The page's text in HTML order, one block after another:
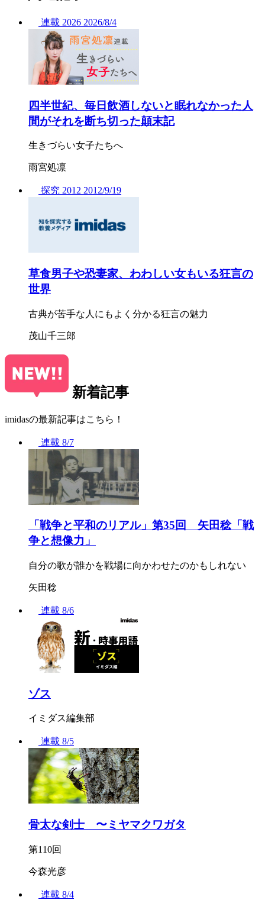
連載 2026 2026/8/4
四半世紀、毎日飲酒しないと眠れなかった人
間がそれを断ち切った顛末記
生きづらい女子たちへ
雨宮処凛
探究 2012 2012/9/19
草食男子や恐妻家、わわしい女もいる狂言の
世界
古典が苦手な人にもよく分かる狂言の魅力
茂山千三郎
新着記事
imidasの最新記事はこちら！
連載 8/7
「戦争と平和のリアル」第35回 矢田稔「戦
争と想像力」
自分の歌が誰かを戦場に向かわせたのかもしれない
矢田稔
連載 8/6
ゾス
イミダス編集部
連載 8/5
骨太な剣士 〜ミヤマクワガタ
第110回
今森光彦
連載 8/4